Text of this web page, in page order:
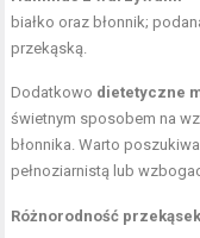
białko oraz błonnik;
przekąską.
Dodatkowo dietetyczne
świetnym sposobem na
błonnika. Warto
pełnoziarnistą lub
Różnorodność przekąsek